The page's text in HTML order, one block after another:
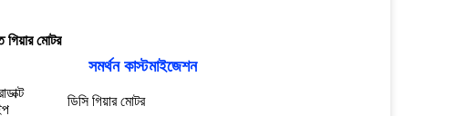
মোটর
সমর্থন কাস্টমাইজেশন
ডিসি গিয়ার মোটর